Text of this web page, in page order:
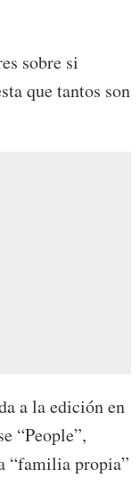
sobre si
que tantos son
a la edición en
“People”,
“familia propia”